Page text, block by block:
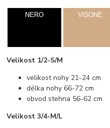
Velikost 1/2-S/M
velikost nohy 21-24 cm
délka nohy 66-72 cm
obvod stehna 56-62 cm
Velikost 3/4-M/L